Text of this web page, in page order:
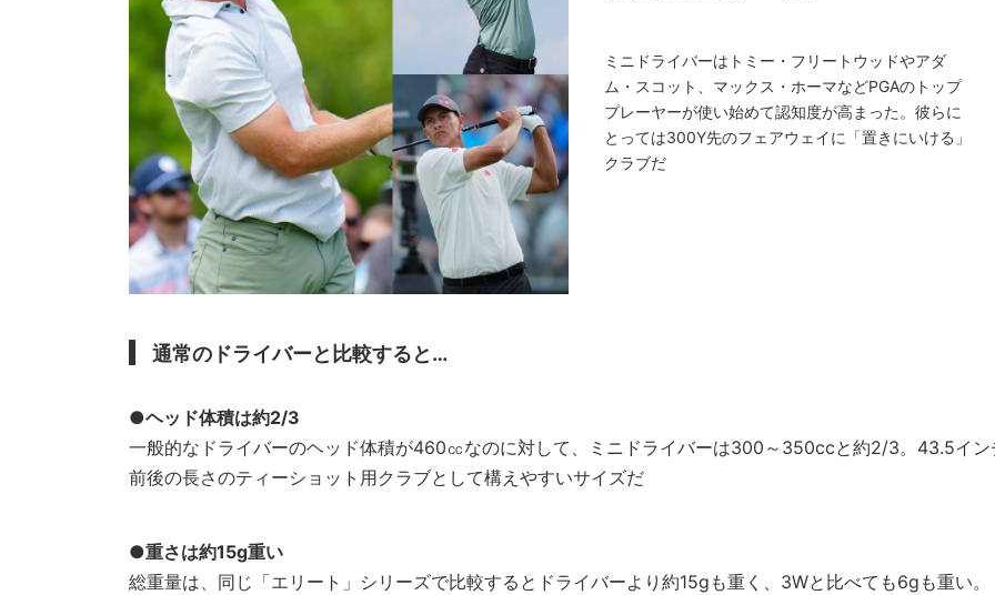
ミニドライバーはトミー・フリートウッドやアダ
ム・スコット、マックス・ホーマなどPGAのトップ
プレーヤーが使い始めて認知度が高まった。彼らに
とっては300Y先のフェアウェイに「置きにいける」
クラブだ
通常のドライバーと比較すると…
●ヘッド体積は約2/3
一般的なドライバーのヘッド体積が460㏄なのに対して、ミニドライバーは300～350ccと約2/3。43.5イン
前後の長さのティーショット用クラブとして構えやすいサイズだ
●重さは約15g重い
総重量は、同じ「エリート」シリーズで比較するとドライバーより約15gも重く、3Wと比べても6gも重い。